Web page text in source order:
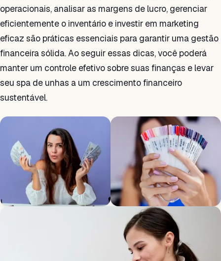
operacionais, analisar as margens de lucro, gerenciar
eficientemente o inventário e investir em marketing
eficaz são práticas essenciais para garantir uma gestão
financeira sólida. Ao seguir essas dicas, você poderá
manter um controle efetivo sobre suas finanças e levar
seu spa de unhas a um crescimento financeiro
sustentável.